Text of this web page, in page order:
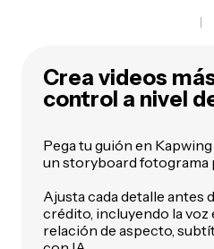
Crea videos
control a nivel
Pega tu guión en
un storyboard fotograma
Ajusta cada detalle antes
crédito, incluyendo la voz
relación de aspecto,